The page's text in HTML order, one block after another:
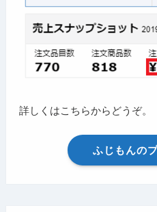
詳しくはこちらからどうぞ。
ふじもんの